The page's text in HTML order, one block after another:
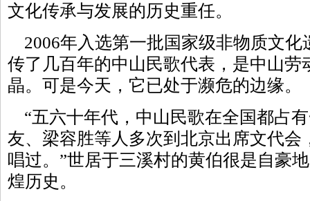
文化传承与发展的历史重任。
2006年入选第一批国家级非物质文化
传了几百年的中山民歌代表，是中山劳
晶。可是今天，它已处于濒危的边缘。
“五六十年代，中山民歌在全国都占
友、梁容胜等人多次到北京出席文代会
唱过。”世居于三溪村的黄伯很是自豪
煌历史。